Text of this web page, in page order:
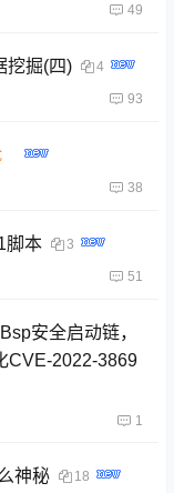
49
挖掘(四)
4
93
38
脚本
3
51
安全启动链，
CVE-2022-3869
1
神秘
18